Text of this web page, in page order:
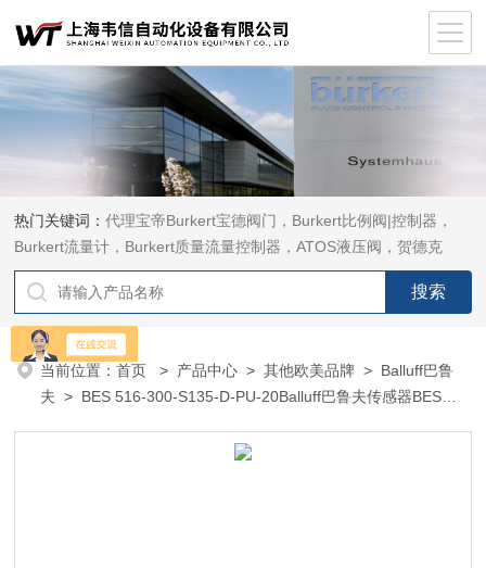
热门关键词：代理宝帝Burkert宝德阀门，Burkert比例阀|控制器，
Burkert流量计，Burkert质量流量控制器，ATOS液压阀，贺德克
HYDAC传感器，ASCO电磁阀，ASCO阀门，REXROTH力士乐阀
泵，安沃驰Aventics电磁阀|气缸，Samson萨姆森定位器
当前位置：首页 > 产品中心 >其他欧美品牌 > Balluff巴鲁
夫 > BES 516-300-S135-D-PU-20Balluff巴鲁夫传感器BES